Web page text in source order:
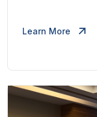
Learn More